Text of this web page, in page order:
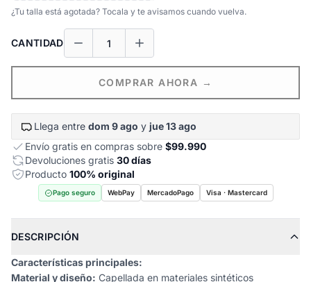
¿Tu talla está agotada? Tocala y te avisamos cuando vuelva.
CANTIDAD
COMPRAR AHORA →
Llega entre dom 9 ago y jue 13 ago
Envío gratis en compras sobre $99.990
Devoluciones gratis 30 días
Producto 100% original
Pago seguro WebPay MercadoPago Visa · Mastercard
DESCRIPCIÓN
Características principales:
Material y diseño: Capellada en materiales sintéticos